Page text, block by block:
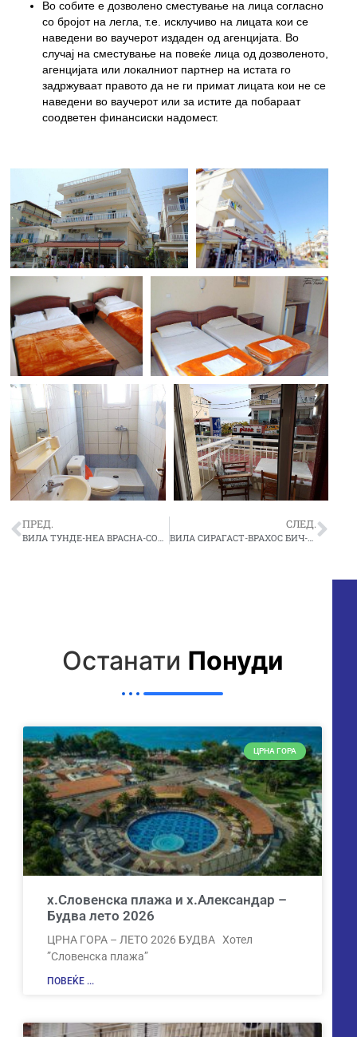
Во собите е дозволено сместување на лица согласно
со бројот на легла, т.е. исклучиво на лицата кои се
наведени во ваучерот издаден од агенцијата. Во
случај на сместување на повеќе лица од дозволеното,
агенцијата или локалниот партнер на истата го
задржуваат правото да не ги примат лицата кои не се
наведени во ваучерот или за истите да побараат
соодветен финансиски надомест.
ПРЕД. СЛЕД.
Останати Понуди
ЦРНА ГОРА
х.Словенска плажа и х.Александар –
Будва лето 2026
ЦРНА ГОРА – ЛЕТО 2026 БУДВА Хотел
”Словенска плажа”
ПОВЕЌЕ ...